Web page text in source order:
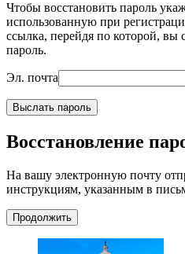
Чтобы восстановить пароль
использованную при
ссылка, перейдя по которой, вы
пароль.
Эл. почта
Выслать пароль
Восстановление
На вашу электронную почту
инструкциям, указанным в
Продолжить